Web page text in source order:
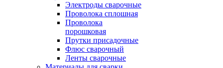
Электроды сварочные
Проволока сплошная
Проволока
порошковая
Прутки присадочные
Флюс сварочный
Ленты сварочные